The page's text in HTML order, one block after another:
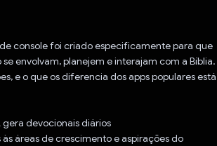
console foi criado especificamente para que
se envolvam, planejem e interajam com a Bíblia.
e o que os diferencia dos apps populares está
gera devocionais diários
áreas de crescimento e aspirações do